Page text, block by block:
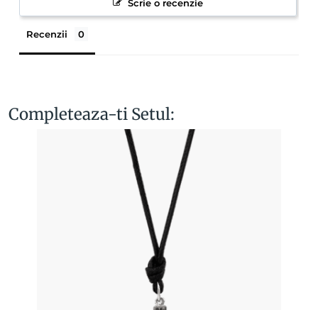
Scrie o recenzie
Recenzii
Completeaza-ti Setul: